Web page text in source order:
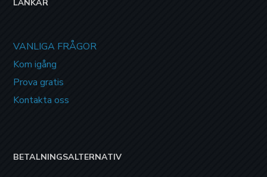
VANLIGA FRÅGOR
Kom igång
Prova gratis
Kontakta oss
BETALNINGSALTERNATIV